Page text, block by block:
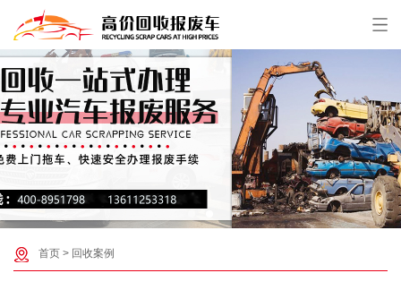
首页 > 回收案例